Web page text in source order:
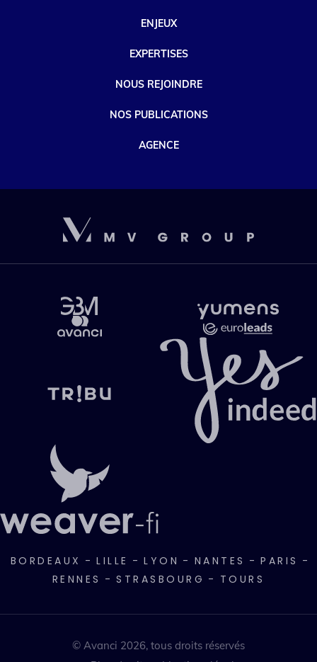
ENJEUX
EXPERTISES
NOUS REJOINDRE
NOS PUBLICATIONS
AGENCE
BORDEAUX - LILLE - LYON - NANTES - PARIS -
RENNES - STRASBOURG - TOURS
© Avanci 2026, tous droits réservés